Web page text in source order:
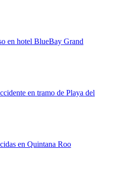
en hotel BlueBay Grand
en tramo de Playa del
en Quintana Roo